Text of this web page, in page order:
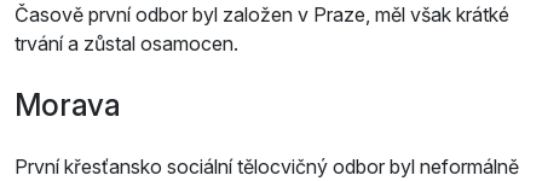
Časově první odbor byl založen v Praze, měl však krátké
trvání a zůstal osamocen.
Morava
První křesťansko sociální tělocvičný odbor byl neformálně